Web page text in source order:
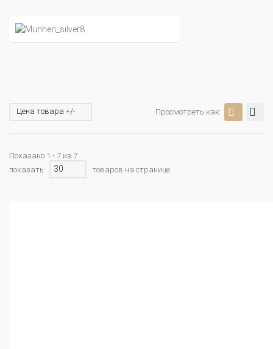
Просмотреть как:
Цена товара +/-
Показано 1 - 7 из 7
показать:
30 товаров на странице